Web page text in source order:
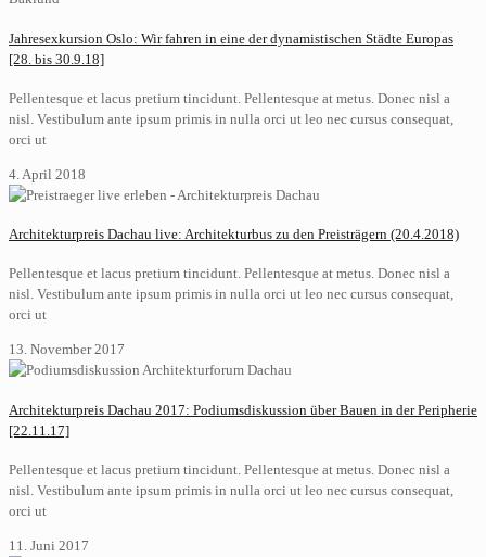
Jahresexkursion Oslo: Wir fahren in eine der dynamistischen Städte Europas
[28. bis 30.9.18]
Pellentesque et lacus pretium tincidunt. Pellentesque at metus. Donec nisl a
nisl. Vestibulum ante ipsum primis in nulla orci ut leo nec cursus consequat,
orci ut
4. April 2018
Architekturpreis Dachau live: Architekturbus zu den Preisträgern (20.4.2018)
Pellentesque et lacus pretium tincidunt. Pellentesque at metus. Donec nisl a
nisl. Vestibulum ante ipsum primis in nulla orci ut leo nec cursus consequat,
orci ut
13. November 2017
Architekturpreis Dachau 2017: Podiumsdiskussion über Bauen in der Peripherie
[22.11.17]
Pellentesque et lacus pretium tincidunt. Pellentesque at metus. Donec nisl a
nisl. Vestibulum ante ipsum primis in nulla orci ut leo nec cursus consequat,
orci ut
11. Juni 2017